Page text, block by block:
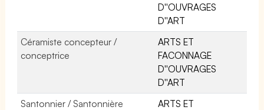
D''OUVRAGES
D''ART
Céramiste concepteur /
conceptrice
ARTS ET
FACONNAGE
D''OUVRAGES
D''ART
Santonnier / Santonnière
ARTS ET